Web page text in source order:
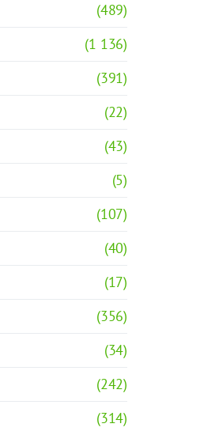
(489)
(1 136)
(391)
(22)
(43)
(5)
(107)
(40)
(17)
(356)
(34)
(242)
(314)